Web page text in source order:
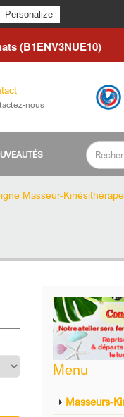
24 août.
(B1ENV3NUE10)
nous
Masseur-
Menu
Masseurs-
Personalize